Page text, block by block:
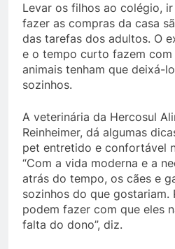
Levar os filhos ao colégio,
fazer as compras da casa
das tarefas dos adultos. O
e o tempo curto fazem
animais tenham que deixá-
sozinhos.
A veterinária da Hercosul
Reinheimer, dá algumas
pet entretido e confortável
“Com a vida moderna e a
atrás do tempo, os cães e
sozinhos do que gostariam.
podem fazer com que eles
falta do dono”, diz.